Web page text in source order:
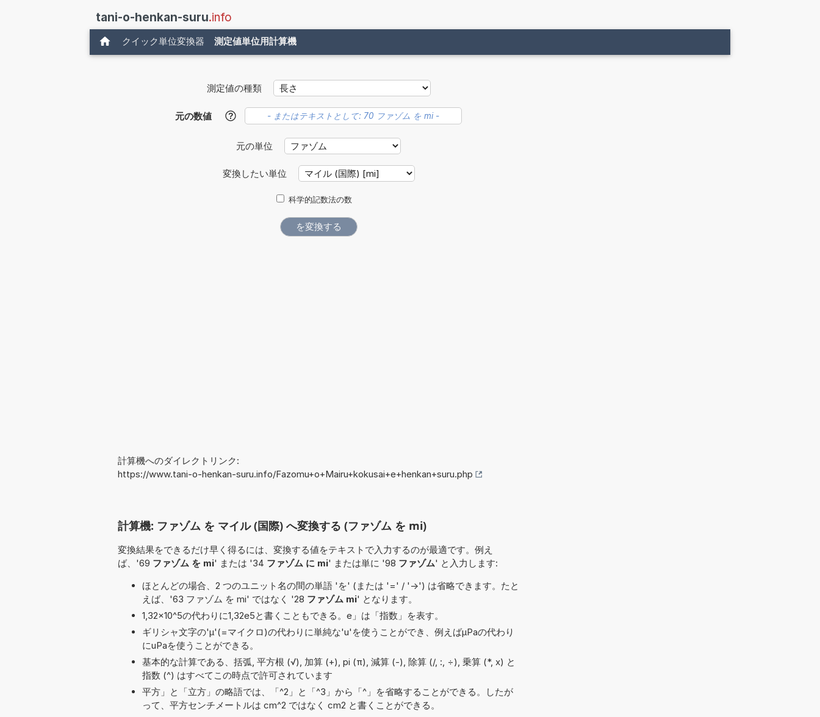
tani-o-henkan-suru.info
クイック単位変換器 測定値単位用計算機
測定値の種類
元の数値 ?
元の単位
変換したい単位
科学的記数法の数
計算機へのダイレクトリンク:
https://www.tani-o-henkan-suru.info/Fazomu+o+Mairu+kokusai+e+henkan+suru.php
計算機: ファゾム を マイル (国際) へ変換する (ファゾム を mi)
変換結果をできるだけ早く得るには、変換する値をテキストで入力するのが最適です。例え
ば、'69 ファゾム を mi' または '34 ファゾム に mi' または単に '98 ファゾム' と入力します:
ほとんどの場合、2 つのユニット名の間の単語 'を' (または '=' / '->') は省略できます。たと
えば、'63 ファゾム を mi' ではなく '28 ファゾム mi' となります。
1,32×10^5の代わりに1,32e5と書くこともできる。e」は「指数」を表す。
ギリシャ文字の'μ'(=マイクロ)の代わりに単純な'u'を使うことができ、例えばµPaの代わり
にuPaを使うことができる。
基本的な計算である、括弧, 平方根 (√), 加算 (+), pi (π), 減算 (-), 除算 (/, :, ÷), 乗算 (*, x) と
指数 (^) はすべてこの時点で許可されています
平方」と「立方」の略語では、「^2」と「^3」から「^」を省略することができる。したが
って、平方センチメートルは cm^2 ではなく cm2 と書くことができる。